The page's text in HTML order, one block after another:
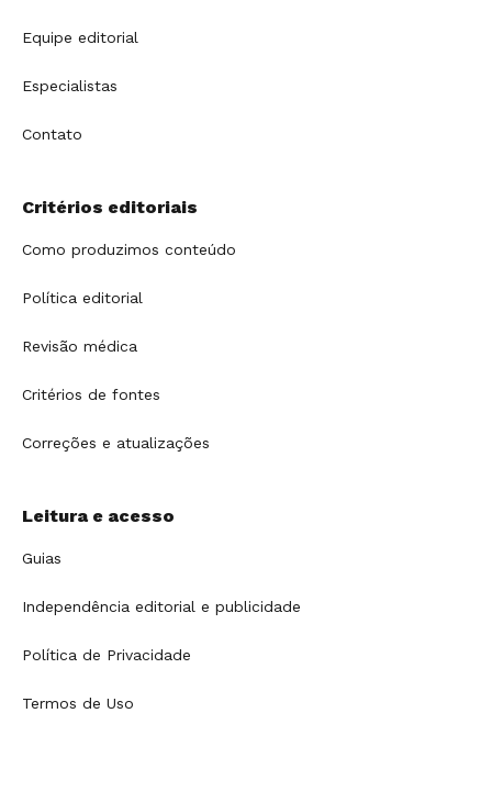
Equipe editorial
Especialistas
Contato
Critérios editoriais
Como produzimos conteúdo
Política editorial
Revisão médica
Critérios de fontes
Correções e atualizações
Leitura e acesso
Guias
Independência editorial e publicidade
Política de Privacidade
Termos de Uso